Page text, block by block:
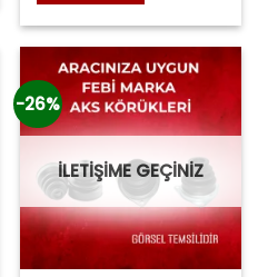
-26%
İLETİŞİME GEÇİNİZ